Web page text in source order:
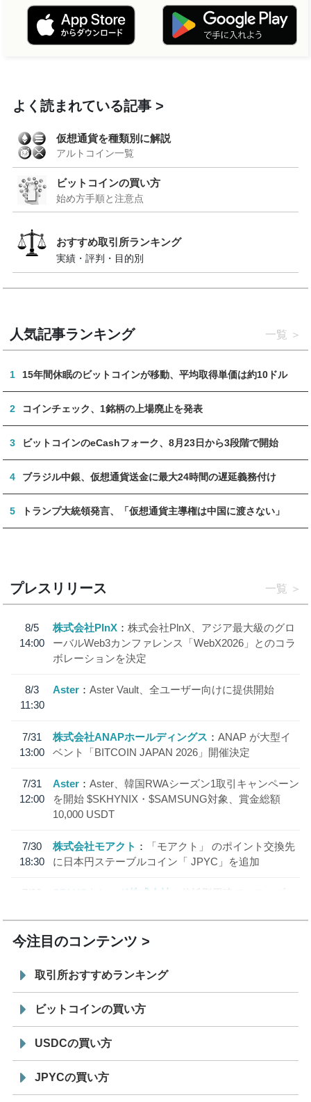
よく読まれている記事
仮想通貨を種類別に解説
アルトコイン一覧
ビットコインの買い方
始め方手順と注意点
おすすめ取引所ランキング
実績・評判・目的別
人気記事ランキング 一覧
1 15年間休眠のビットコインが移動、平均取得単価は約10ドル
2 コインチェック、1銘柄の上場廃止を発表
3 ビットコインのeCashフォーク、8月23日から3段階で開始
4 ブラジル中銀、仮想通貨送金に最大24時間の遅延義務付け
5 トランプ大統領発言、「仮想通貨主導権は中国に渡さない」
プレスリリース 一覧
8/5
14:00
株式会社PlnX
株式会社PlnX、アジア最大級のグロ
ーバルWeb3カンファレンス「WebX2026」とのコラ
ボレーションを決定
8/3
11:30
Aster Aster Vault、全ユーザー向けに提供開始
7/31
13:00
株式会社ANAPホールディングス
ANAP が大型イ
ベント「BITCOIN JAPAN 2026」開催決定
7/31
12:00
Aster
Aster、韓国RWAシーズン1取引キャンペーン
を開始 $SKHYNIX・$SAMSUNG対象、賞金総額
10,000 USDT
7/30
18:30
株式会社モアクト
「モアクト」 のポイント交換先
に日本円ステーブルコイン「 JPYC」を追加
7/29
SBI VCトレード株式会社
信託型円建てステーブル
今注目のコンテンツ
取引所おすすめランキング
ビットコインの買い方
USDCの買い方
JPYCの買い方